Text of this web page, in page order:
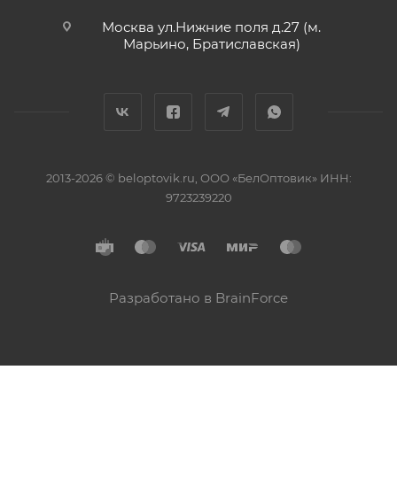
Москва ул.Нижние поля д.27 (м.
Марьино, Братиславская)
2013-2026 © beloptovik.ru, ООО «БелОптовик» ИНН:
9723239220
Разработано в BrainForce